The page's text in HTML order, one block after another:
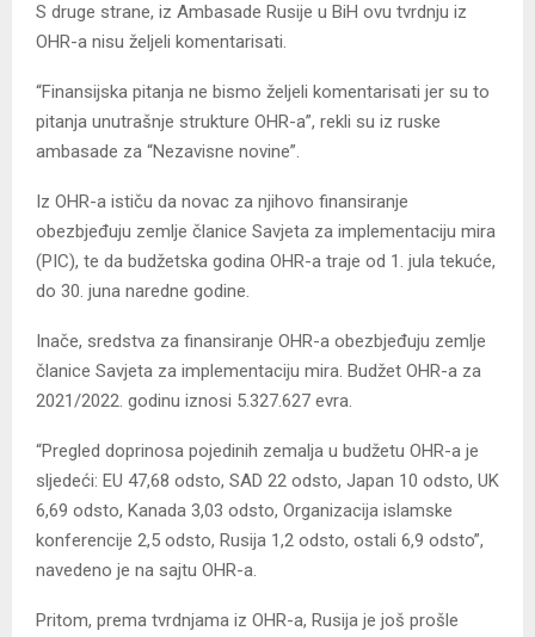
S druge strane, iz Ambasade Rusije u BiH ovu tvrdnju iz
OHR-a nisu željeli komentarisati.
“Finansijska pitanja ne bismo željeli komentarisati jer su to
pitanja unutrašnje strukture OHR-a”, rekli su iz ruske
ambasade za “Nezavisne novine”.
Iz OHR-a ističu da novac za njihovo finansiranje
obezbjeđuju zemlje članice Savjeta za implementaciju mira
(PIC), te da budžetska godina OHR-a traje od 1. jula tekuće,
do 30. juna naredne godine.
Inače, sredstva za finansiranje OHR-a obezbjeđuju zemlje
članice Savjeta za implementaciju mira. Budžet OHR-a za
2021/2022. godinu iznosi 5.327.627 evra.
“Pregled doprinosa pojedinih zemalja u budžetu OHR-a je
sljedeći: EU 47,68 odsto, SAD 22 odsto, Japan 10 odsto, UK
6,69 odsto, Kanada 3,03 odsto, Organizacija islamske
konferencije 2,5 odsto, Rusija 1,2 odsto, ostali 6,9 odsto”,
navedeno je na sajtu OHR-a.
Pritom, prema tvrdnjama iz OHR-a, Rusija je još prošle